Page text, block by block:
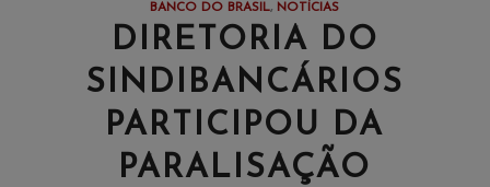
BANCO DO BRASIL, NOTÍCIAS
DIRETORIA DO
SINDIBANCÁRIOS
PARTICIPOU DA
PARALISAÇÃO